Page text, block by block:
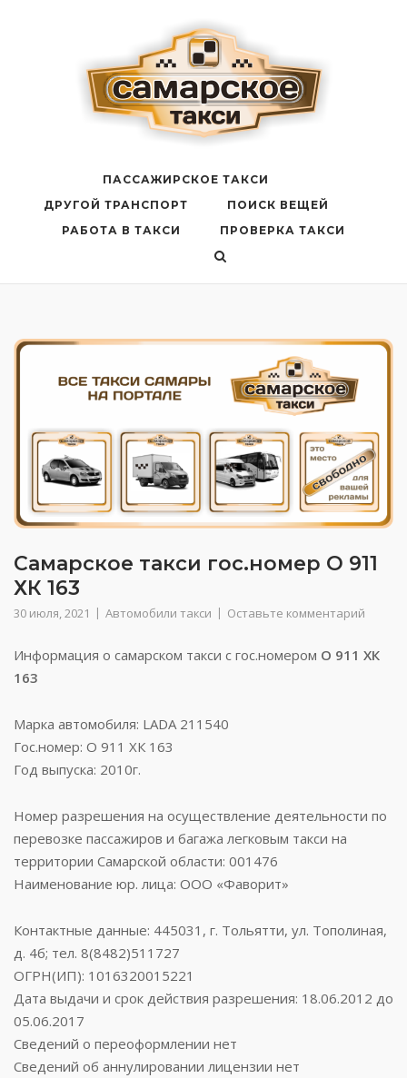
ПАССАЖИРСКОЕ ТАКСИ
ДРУГОЙ ТРАНСПОРТ
ПОИСК ВЕЩЕЙ
РАБОТА В ТАКСИ
ПРОВЕРКА ТАКСИ
Самарское такси гос.номер О 911
ХК 163
30 июля, 2021 Автомобили такси Оставьте комментарий
Информация о самарском такси с гос.номером О 911 ХК
163
Марка автомобиля: LADA 211540
Гос.номер: О 911 ХК 163
Год выпуска: 2010г.
Номер разрешения на осуществление деятельности по
перевозке пассажиров и багажа легковым такси на
территории Самарской области: 001476
Наименование юр. лица: ООО «Фаворит»
Контактные данные: 445031, г. Тольятти, ул. Тополиная,
д. 4б; тел. 8(8482)511727
ОГРН(ИП): 1016320015221
Дата выдачи и срок действия разрешения: 18.06.2012 до
05.06.2017
Сведений о переоформлении нет
Сведений об аннулировании лицензии нет